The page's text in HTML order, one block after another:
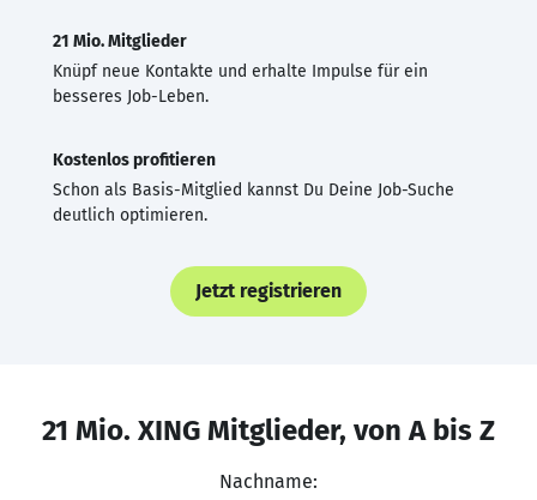
21 Mio. Mitglieder
Knüpf neue Kontakte und erhalte Impulse für ein
besseres Job-Leben.
Kostenlos profitieren
Schon als Basis-Mitglied kannst Du Deine Job-Suche
deutlich optimieren.
Jetzt registrieren
21 Mio. XING Mitglieder, von A bis Z
Nachname: